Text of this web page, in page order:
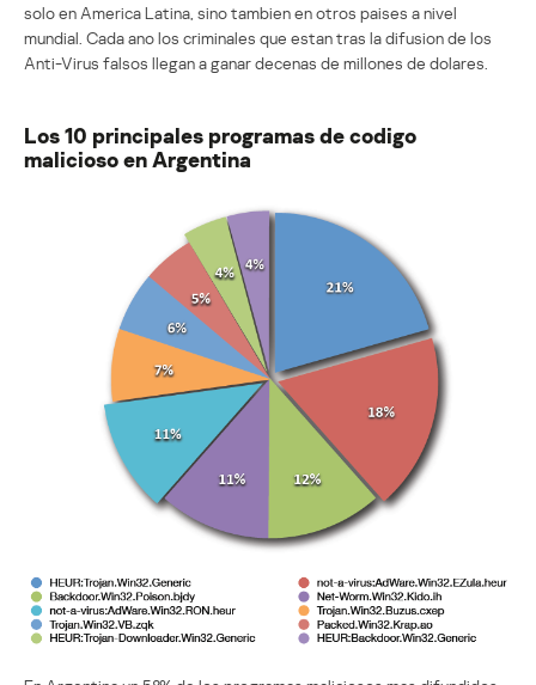
solo en America Latina, sino tambien en otros paises a nivel
mundial. Cada ano los criminales que estan tras la difusion de los
Anti-Virus falsos llegan a ganar decenas de millones de dolares.
Los 10 principales programas de codigo
malicioso en Argentina